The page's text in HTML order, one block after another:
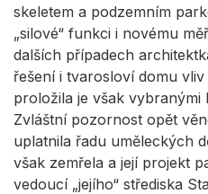
skeletem a podzemním
„silové“ funkci i novému
dalších případech
řešení i tvarosloví domu
proložila je však vybranými
Zvláštní pozornost opět
uplatnila řadu uměleckých
však zemřela a její projekt
vedoucí „jejího“ střediska